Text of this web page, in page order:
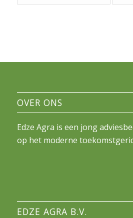
OVER ONS
Edze Agra is een jong
op het moderne
EDZE AGRA B.V.